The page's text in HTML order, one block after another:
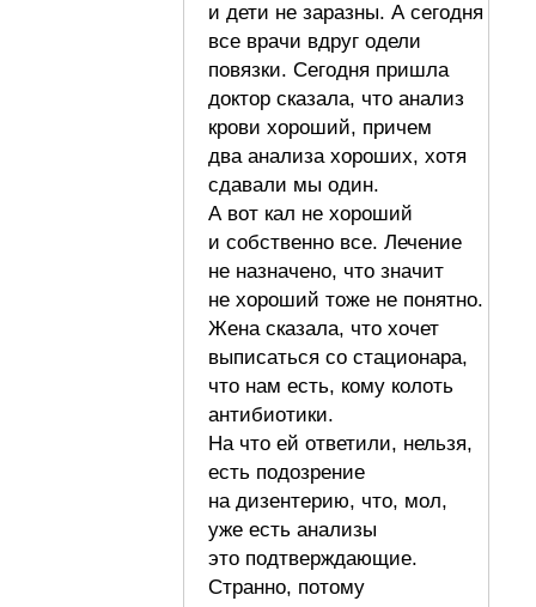
и дети не заразны. А сегодня
все врачи вдруг одели
повязки. Сегодня пришла
доктор сказала, что анализ
крови хороший, причем
два анализа хороших, хотя
сдавали мы один.
А вот кал не хороший
и собственно все. Лечение
не назначено, что значит
не хороший тоже не понятно.
Жена сказала, что хочет
выписаться со стационара,
что нам есть, кому колоть
антибиотики.
На что ей ответили, нельзя,
есть подозрение
на дизентерию, что, мол,
уже есть анализы
это подтверждающие.
Странно, потому